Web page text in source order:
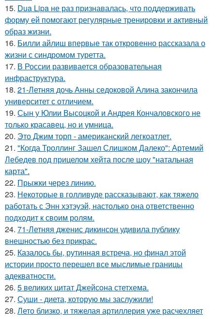
15. Dua Lipa не раз признавалась, что поддерживать
форму ей помогают регулярные тренировки и активный
образ жизни.
16. Билли айлиш впервые так откровенно рассказала о
жизни с синдромом туретта.
17. В России развивается образовательная
инфраструктура.
18. 21-Летняя дочь Анны седоковой Алина закончила
университет с отличием.
19. Сын у Юлии Высоцкой и Андрея Кончаловского не
только красавец, но и умница.
20. Это Джим торп - американский легкоатлет.
21. "Когда Троллинг Зашел Слишком Далеко": Артемий
Лебедев под прицелом хейта после шоу "натальная
карта".
22. Прыжки через линию.
23. Некоторые в голливуде рассказывают, как тяжело
работать с Энн хэтэуэй, настолько она ответственно
подходит к своим ролям.
24. 71-Летняя дженис дикинсон удивила публику
внешностью без прикрас.
25. Казалось бы, рутинная встреча, но финал этой
истории просто перешел все мыслимые границы
адекватности.
26. 5 великих цитат Джейсoна стетхема.
27. Суши - диета, которую мы заслужили!
28. Лето близко, и тяжелая артиллерия уже расчехляет